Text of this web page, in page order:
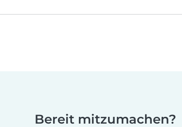
Bereit mitzumachen?